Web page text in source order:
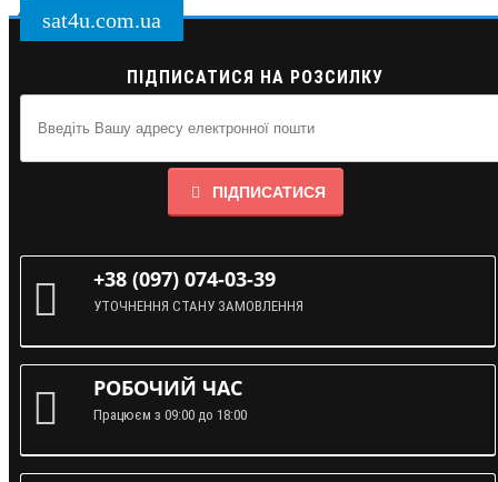
sat4u.com.ua
ПІДПИСАТИСЯ НА РОЗСИЛКУ
ПІДПИСАТИСЯ
+38 (097) 074-03-39
УТОЧНЕННЯ СТАНУ ЗАМОВЛЕННЯ
РОБОЧИЙ ЧАС
Працюєм з 09:00 до 18:00